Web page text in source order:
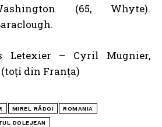
(65, Whyte).
Letexier – Cyril Mugnier,
din Franța)
MIREL RĂDOI ROMANIA
DOLEJEAN